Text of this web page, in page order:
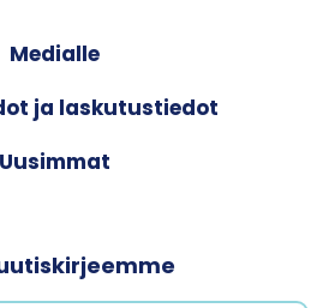
Medialle
ja laskutustiedot
Uusimmat